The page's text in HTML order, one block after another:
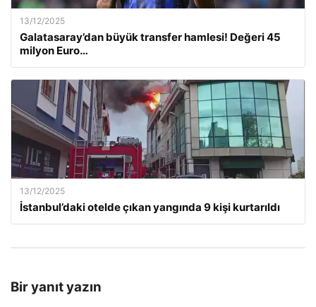
13/12/2025
Galatasaray’dan büyük transfer hamlesi! Değeri 45
milyon Euro…
13/12/2025
İstanbul’daki otelde çıkan yangında 9 kişi kurtarıldı
Bir yanıt yazın